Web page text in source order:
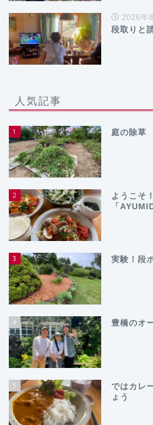
2026年8
段取りと
人気記事
1 庭の除草
2
ようこそ
「
3 実験！段
4 豊橋のオ
5
ではカレ
ょう